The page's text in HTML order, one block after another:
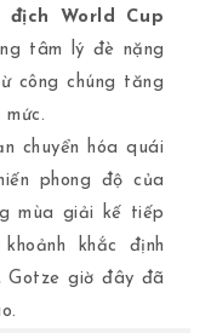
World Cup
tâm lý đè nặng
công chúng tăng
chuyển hóa quái
phong độ của
mùa giải kế tiếp
khắc định
Gotze giờ đây đã